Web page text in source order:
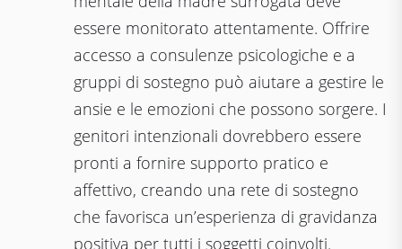
essere monitorato attentamente. Offrire
accesso a consulenze psicologiche e a
gruppi di sostegno può aiutare a gestire le
ansie e le emozioni che possono sorgere. I
genitori intenzionali dovrebbero essere
pronti a fornire supporto pratico e
affettivo, creando una rete di sostegno
che favorisca un’esperienza di gravidanza
positiva per tutti i soggetti coinvolti.